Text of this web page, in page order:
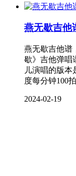
燕无歇吉他
燕无歇吉他谱
歇》吉他弹唱
儿演唱的版
度每分钟100
2024-02-19